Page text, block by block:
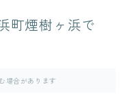
町煙樹ヶ浜で
場合があります